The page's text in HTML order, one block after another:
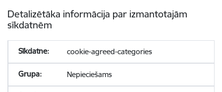
Detalizētāka informācija par izmantotajām
sīkdatnēm
cookie-agreed-categories
Nepieciešams